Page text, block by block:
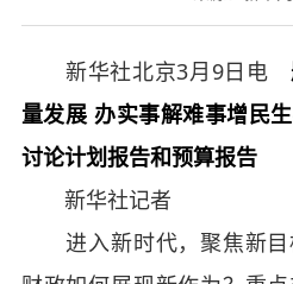
新华社北京3月9日电
量发展 办实事解难事增民
讨论计划报告和预算报告
新华社记者
进入新时代，聚焦新目